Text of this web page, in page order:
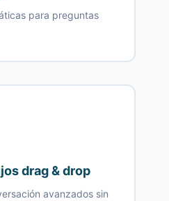
para preguntas
drag & drop
avanzados sin